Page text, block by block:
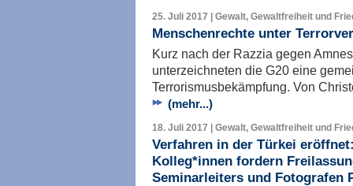
25. Juli 2017 | Gewalt, Gewaltfreiheit und
Menschenrechte unter
Kurz nach der Razzia gegen
unterzeichneten die G20 eine
Terrorismusbekämpfung. Von
(mehr...)
18. Juli 2017 | Gewalt, Gewaltfreiheit und
Verfahren in der Türkei
Kolleg*innen fordern
Seminarleiters und Fotografen